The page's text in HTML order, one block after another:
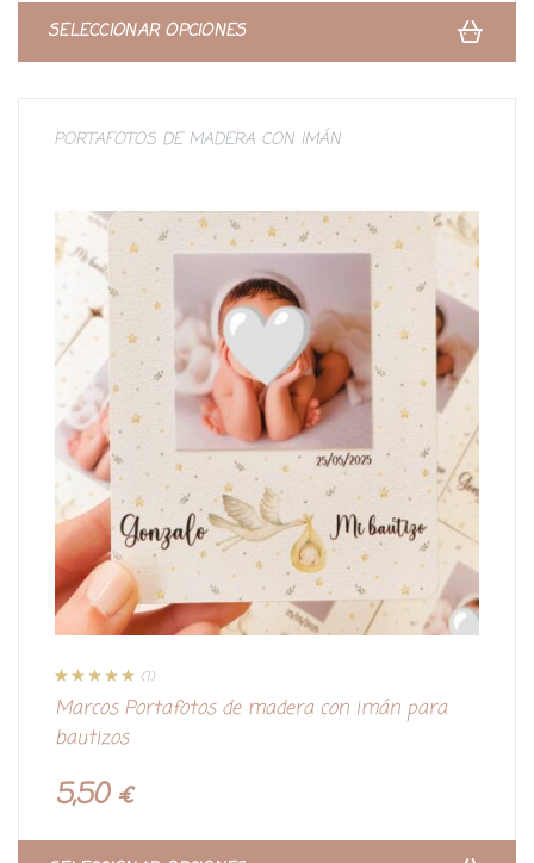
o
0
SELECCIONAR OPCIONES
PORTAFOTOS DE MADERA CON IMÁN
Marcos Portafotos de madera con imán para
bautizos
5.00de 5 en
valoración de
un cliente
(1)
5,50€